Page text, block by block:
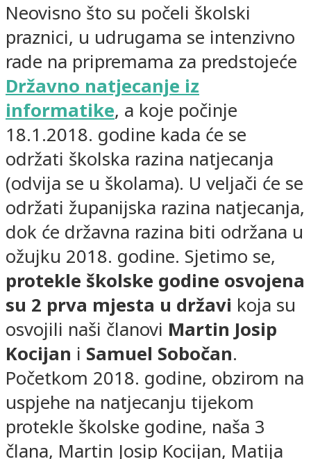
Neovisno što su počeli školski
praznici, u udrugama se intenzivno
rade na pripremama za predstojeće
Državno natjecanje iz
informatike, a koje počinje
18.1.2018. godine kada će se
održati školska razina natjecanja
(odvija se u školama). U veljači će se
održati županijska razina natjecanja,
dok će državna razina biti održana u
ožujku 2018. godine. Sjetimo se,
protekle školske godine osvojena
su 2 prva mjesta u državi koja su
osvojili naši članovi Martin Josip
Kocijan i Samuel Sobočan.
Početkom 2018. godine, obzirom na
uspjehe na natjecanju tijekom
protekle školske godine, naša 3
člana, Martin Josip Kocijan, Matija